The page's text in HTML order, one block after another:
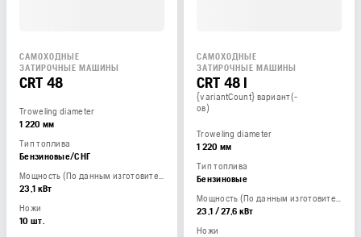
САМОХОДНЫЕ
ЗАТИРОЧНЫЕ МАШИНЫ
CRT 48
Troweling diameter
1 220 мм
Тип топлива
Бензиновые/СНГ
Мощность (По данным изготовителя двигателя)
23,1 кВт
Ножи
10 шт.
САМОХОДНЫЕ
ЗАТИРОЧНЫЕ МАШИНЫ
CRT 48 I
{variantCount} вариант(-
ов)
Troweling diameter
1 220 мм
Тип топлива
Бензиновые
Мощность (По данным изготовителя двигателя)
23,1 / 27,6 кВт
Ножи